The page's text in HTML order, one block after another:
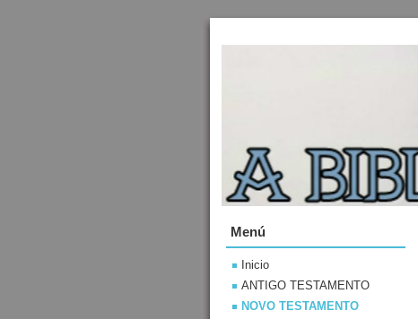
Menú
Inicio
ANTIGO TESTAMENTO
NOVO TESTAMENTO